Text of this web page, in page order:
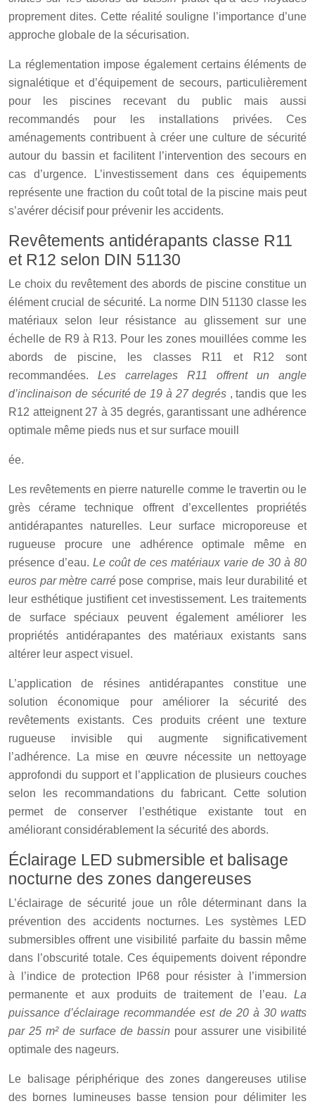
proprement dites. Cette réalité souligne l’importance d’une
approche globale de la sécurisation.
La réglementation impose également certains éléments de
signalétique et d’équipement de secours, particulièrement
pour les piscines recevant du public mais aussi
recommandés pour les installations privées. Ces
aménagements contribuent à créer une culture de sécurité
autour du bassin et facilitent l’intervention des secours en
cas d’urgence. L’investissement dans ces équipements
représente une fraction du coût total de la piscine mais peut
s’avérer décisif pour prévenir les accidents.
Revêtements antidérapants classe R11
et R12 selon DIN 51130
Le choix du revêtement des abords de piscine constitue un
élément crucial de sécurité. La norme DIN 51130 classe les
matériaux selon leur résistance au glissement sur une
échelle de R9 à R13. Pour les zones mouillées comme les
abords de piscine, les classes R11 et R12 sont
recommandées. Les carrelages R11 offrent un angle
d’inclinaison de sécurité de 19 à 27 degrés , tandis que les
R12 atteignent 27 à 35 degrés, garantissant une adhérence
optimale même pieds nus et sur surface mouill
ée.
Les revêtements en pierre naturelle comme le travertin ou le
grès cérame technique offrent d’excellentes propriétés
antidérapantes naturelles. Leur surface microporeuse et
rugueuse procure une adhérence optimale même en
présence d’eau. Le coût de ces matériaux varie de 30 à 80
euros par mètre carrépose comprise, mais leur durabilité et
leur esthétique justifient cet investissement. Les traitements
de surface spéciaux peuvent également améliorer les
propriétés antidérapantes des matériaux existants sans
altérer leur aspect visuel.
L’application de résines antidérapantes constitue une
solution économique pour améliorer la sécurité des
revêtements existants. Ces produits créent une texture
rugueuse invisible qui augmente significativement
l’adhérence. La mise en œuvre nécessite un nettoyage
approfondi du support et l’application de plusieurs couches
selon les recommandations du fabricant. Cette solution
permet de conserver l’esthétique existante tout en
améliorant considérablement la sécurité des abords.
Éclairage LED submersible et balisage
nocturne des zones dangereuses
L’éclairage de sécurité joue un rôle déterminant dans la
prévention des accidents nocturnes. Les systèmes LED
submersibles offrent une visibilité parfaite du bassin même
dans l’obscurité totale. Ces équipements doivent répondre
à l’indice de protection IP68 pour résister à l’immersion
permanente et aux produits de traitement de l’eau. La
puissance d’éclairage recommandée est de 20 à 30 watts
par 25 m² de surface de bassin pour assurer une visibilité
optimale des nageurs.
Le balisage périphérique des zones dangereuses utilise
des bornes lumineuses basse tension pour délimiter les